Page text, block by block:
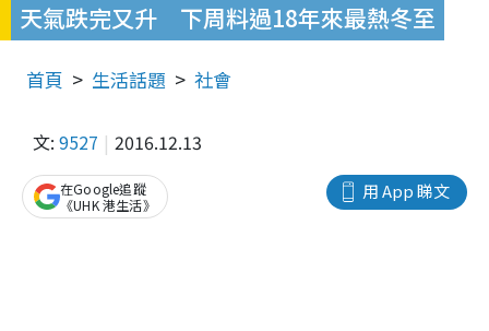
天氣跌完又升 下周料過18年來最熱冬至
首頁 生活話題 社會
文: 9527 2016.12.13
用 App 睇文
在Google追蹤
《UHK 港生活》